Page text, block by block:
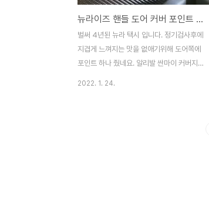
뉴라이즈 핸들 도어 커버 포인트 주기
벌써 4년된 뉴라 택시 입니다. 정기검사후에
지겹게 느껴지는 맛을 없애기위해 도어쪽에
포인트 하나 줬네요. 알리발 싼마이 커버지만
2022. 1. 24.